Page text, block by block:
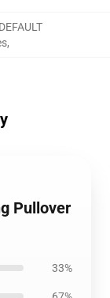
,
Pullover
33%